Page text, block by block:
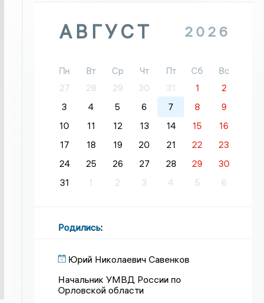
АВГУСТ 2026
Пн Вт Ср Чт Пт Сб
Вс
27
28 29 30 31 1
2
3
4 5 6 7 8
9
10
11 12 13 14 15
16
17
18 19 20 21 22
23
24
25 26 27 28 29
30
31
1 2 3 4 5 6
Родились:
Юрий Николаевич Савенков
Начальник УМВД России по
Орловской области